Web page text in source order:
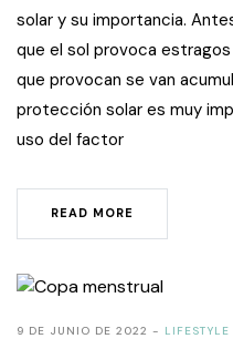
solar y su importancia.
que el sol provoca
que provocan se van
protección solar es muy
uso del factor
READ MORE
9 DE JUNIO DE 2022 LIFESTYLE